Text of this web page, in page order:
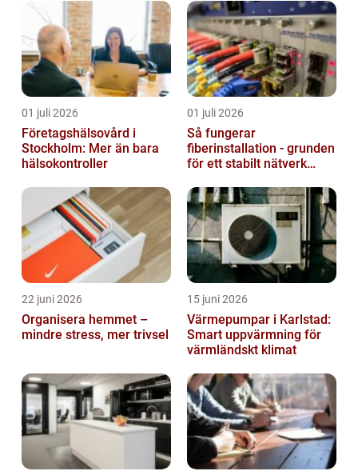
01 juli 2026
Företagshälsovård i
Stockholm: Mer än bara
hälsokontroller
01 juli 2026
Så fungerar
fiberinstallation - grunden
för ett stabilt nätverk
22 juni 2026
Organisera hemmet –
mindre stress, mer trivsel
15 juni 2026
Värmepumpar i Karlstad:
Smart uppvärmning för
värmländskt klimat